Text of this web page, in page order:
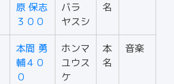
原 保志
３００
バラ
ヤスシ
名
本間 勇
輔４０
０
ホンマ
ユウス
ケ
本
名
音楽